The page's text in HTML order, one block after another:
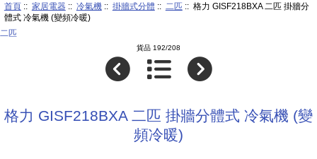
首頁:: 家居電器:: 冷氣機:: 掛牆式分體 :: 二匹:: 格力 GISF218BXA 二匹 掛牆分
體式 冷氣機 (變頻冷暖)
二匹
貨品 192/208
格力 GISF218BXA 二匹 掛牆分體式 冷氣機 (變
頻冷暖)